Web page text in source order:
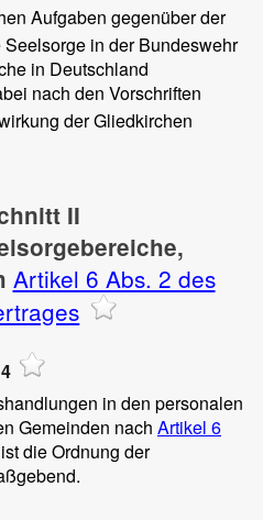
Aufgaben gegenüber der
in der Bundeswehr
in Deutschland
nach den Vorschriften
der Gliedkirchen
II
Artikel 6 Abs. 2 des
in den personalen
Gemeinden nach Artikel 6
ist die Ordnung der